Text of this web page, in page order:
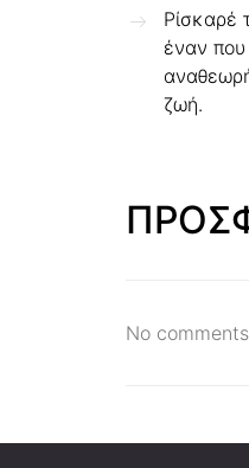
Ρίσκαρέ
έναν
ζωή.
No